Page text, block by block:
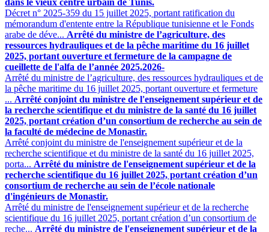
dans le vieux centre urbain de Tunis.
Décret n° 2025-359 du 15 juillet 2025, portant ratification du
mémorandum d'entente entre la République tunisienne et le Fonds
arabe de déve... Arrêté du ministre de l’agriculture, des
ressources hydrauliques et de la pêche maritime du 16 juillet
2025, portant ouverture et fermeture de la campagne de
cueillette de l'alfa de l’année 2025.2026-
Arrêté du ministre de l’agriculture, des ressources hydrauliques et de
la pêche maritime du 16 juillet 2025, portant ouverture et fermeture
... Arrêté conjoint du ministre de l'enseignement supérieur et de
la recherche scientifique et du ministre de la santé du 16 juillet
2025, portant création d’un consortium de recherche au sein de
la faculté de médecine de Monastir.
Arrêté conjoint du ministre de l'enseignement supérieur et de la
recherche scientifique et du ministre de la santé du 16 juillet 2025,
porta... Arrêté du ministre de l'enseignement supérieur et de la
recherche scientifique du 16 juillet 2025, portant création d’un
consortium de recherche au sein de l’école nationale
d'ingénieurs de Monastir.
Arrêté du ministre de l'enseignement supérieur et de la recherche
scientifique du 16 juillet 2025, portant création d’un consortium de
reche... Arrêté du ministre de l'enseignement supérieur et de la